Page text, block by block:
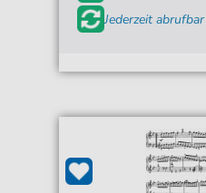
Jederzeit abrufbar